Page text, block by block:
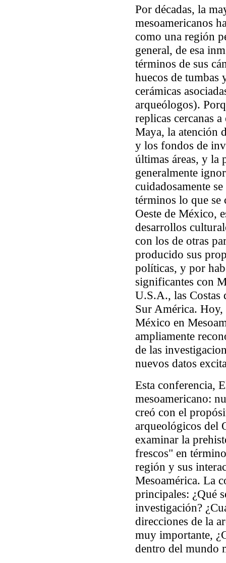
Por décadas, la
mesoamericanos
como una región
general, de esa
términos de sus
huecos de tumbas
cerámicas
arqueólogos).
replicas cercanas
Maya, la atención
y los fondos de
últimas áreas, y la
generalmente
cuidadosamente
términos lo que se
Oeste de México,
desarrollos
con los de otras
producido sus
políticas, y por
significantes con
U.S.A., las Costas
Sur América. Hoy,
México en
ampliamente
de las
nuevos datos
Esta conferencia,
mesoamericano:
creó con el
arqueológicos del
examinar la
frescos" en
región y sus
Mesoamérica. La
principales: ¿Qué
investigación?
direcciones de la
muy importante,
dentro del mundo